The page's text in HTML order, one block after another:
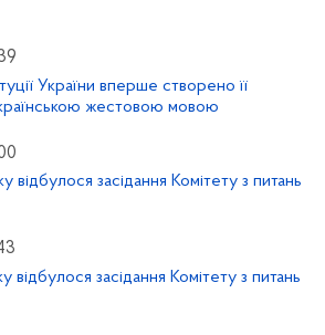
України вперше створено її
жестовою мовою
засідання Комітету з питань
засідання Комітету з питань